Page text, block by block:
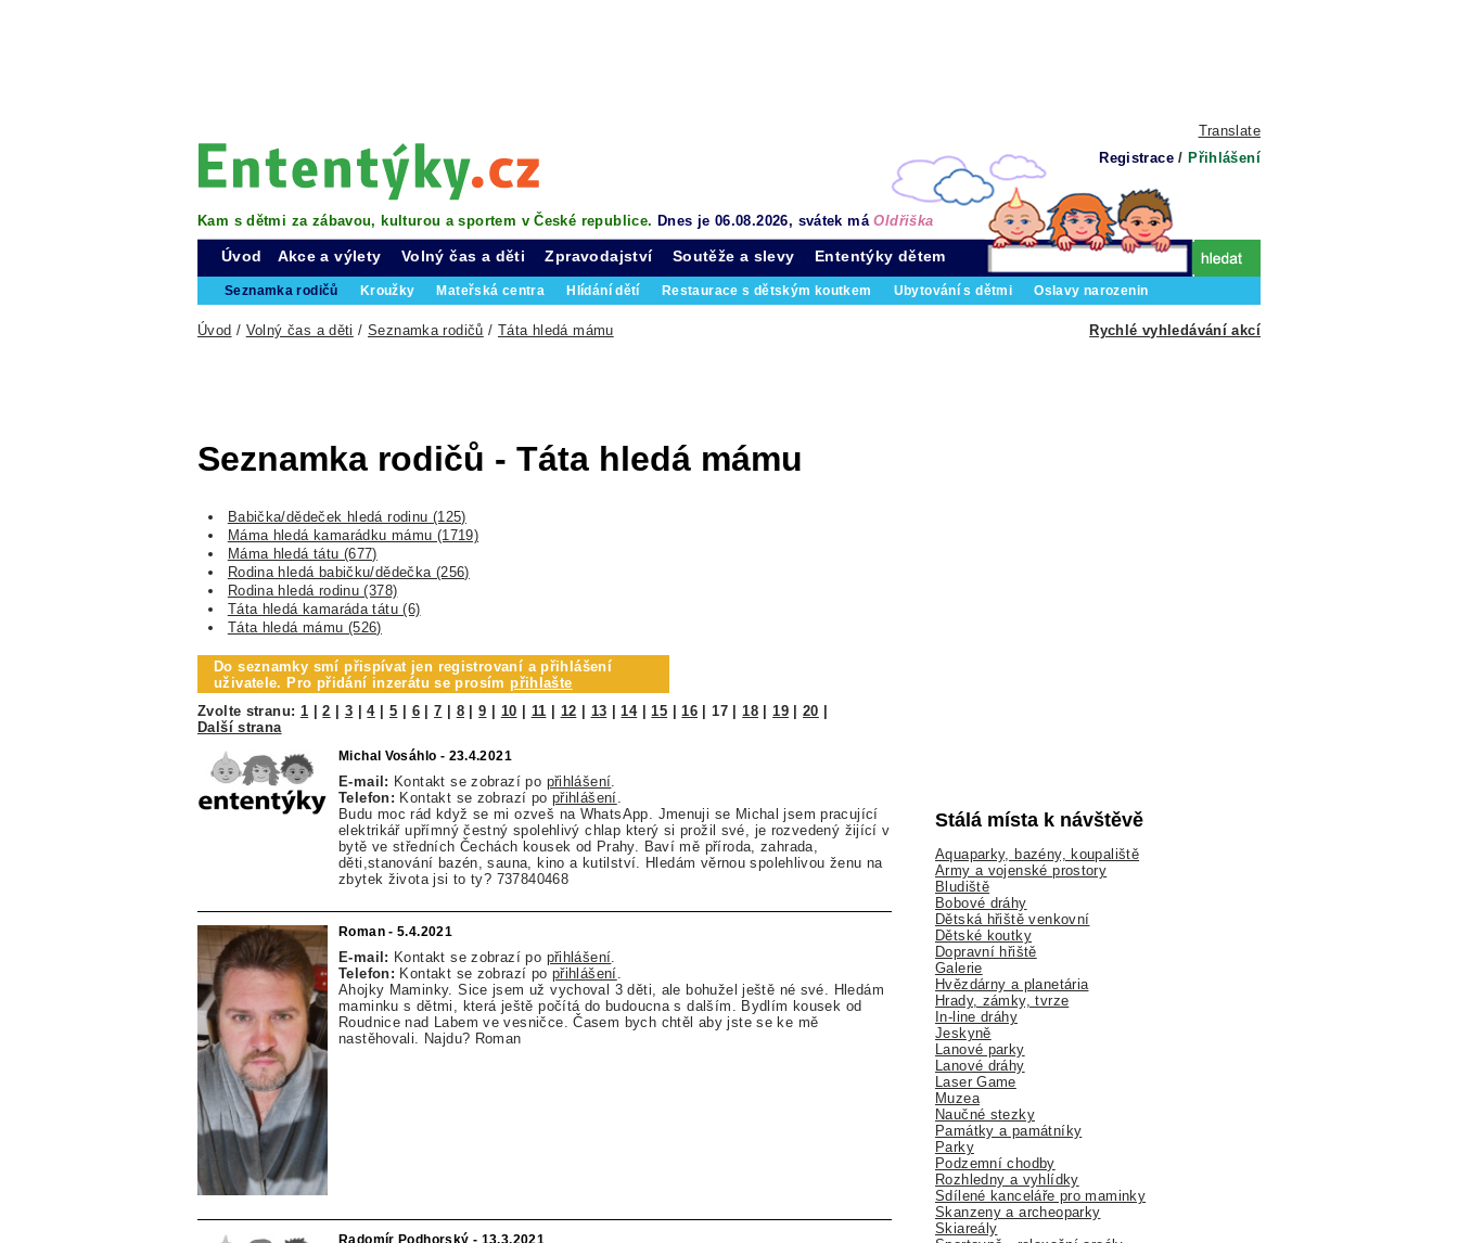
Translate
Registrace / Přihlášení
Kam s dětmi za zábavou, kulturou a sportem v České republice. Dnes je 06.08.2026, svátek máOldřiška
Úvod Akce a výlety Volný čas a děti
Seznamka rodičů Kroužky Mateřská centra Hlídání dětí Restaurace s dětským koutkem Ubytování s dětmi Oslavy narozenin
Zpravodajství Soutěže a slevy Ententýky dětem
Rychlé vyhledávání akcí
Úvod / Volný čas a děti /Seznamka rodičů / Táta hledá mámu
Seznamka rodičů - Táta hledá mámu
Babička/dědeček hledá rodinu (125)
Máma hledá kamarádku mámu (1719)
Máma hledá tátu (677)
Rodina hledá babičku/dědečka (256)
Rodina hledá rodinu (378)
Táta hledá kamaráda tátu (6)
Táta hledá mámu (526)
Do seznamky smí přispívat jen registrovaní a přihlášení
uživatele. Pro přidání inzerátu se prosímpřihlašte
Zvolte stranu: 1 |2 3 |4| 5 6|7 8|9 10 11 12 13 |14|15 |16 |17 |18|19|20
Další strana
Michal Vosáhlo - 23.4.2021
E-mail: Kontakt se zobrazí po přihlášení
Telefon: Kontakt se zobrazí po přihlášení
Budu moc rád když se mi ozveš na WhatsApp. Jmenuji se Michal jsem pracující
elektrikář upřímný čestný spolehlivý chlap který si prožil své, je rozvedený žijící v
bytě ve středních Čechách kousek od Prahy. Baví mě příroda, zahrada,
děti,stanování bazén, sauna, kino a kutilství. Hledám věrnou spolehlivou ženu na
zbytek života jsi to ty? 737840468
Roman - 5.4.2021
E-mail: Kontakt se zobrazí po přihlášení
Telefon: Kontakt se zobrazí po přihlášení
Ahojky Maminky. Sice jsem už vychoval 3 děti, ale bohužel ještě né své. Hledám
maminku s dětmi, která ještě počítá do budoucna s dalším. Bydlím kousek od
Roudnice nad Labem ve vesničce. Časem bych chtěl aby jste se ke mě
nastěhovali. Najdu? Roman
Radomír Podhorský - 13.3.2021
Stálá místa k návštěvě
Aquaparky, bazény, koupaliště
Army a vojenské prostory
Bludiště
Bobové dráhy
Dětská hřiště venkovní
Dětské koutky
Dopravní hřiště
Galerie
Hvězdárny a planetária
Hrady, zámky, tvrze
In-line dráhy
Jeskyně
Lanové parky
Lanové dráhy
Laser Game
Muzea
Naučné stezky
Památky a památníky
Parky
Podzemní chodby
Rozhledny a vyhlídky
Sdílené kanceláře pro maminky
Skanzeny a archeoparky
Skiareály